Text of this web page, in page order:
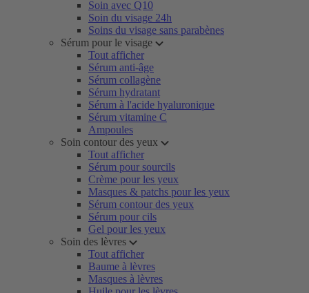
Soin avec Q10
Soin du visage 24h
Soins du visage sans parabènes
Sérum pour le visage
Tout afficher
Sérum anti-âge
Sérum collagène
Sérum hydratant
Sérum à l'acide hyaluronique
Sérum vitamine C
Ampoules
Soin contour des yeux
Tout afficher
Sérum pour sourcils
Crème pour les yeux
Masques & patchs pour les yeux
Sérum contour des yeux
Sérum pour cils
Gel pour les yeux
Soin des lèvres
Tout afficher
Baume à lèvres
Masques à lèvres